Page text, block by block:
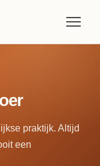
praktijk. Altijd
een